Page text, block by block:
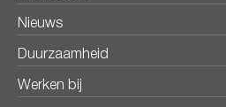
Nieuws
Duurzaamheid
Werken bij